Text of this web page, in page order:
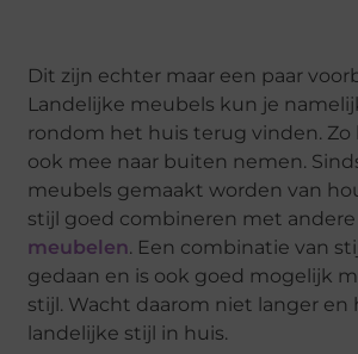
Dit zijn echter maar een paar
Landelijke meubels kun je
rondom het huis terug vinden. Zo
ook mee naar buiten nemen.
meubels gemaakt worden van
stijl goed combineren met andere
meubelen. Een combinatie van
gedaan en is ook goed mogelijk
stijl. Wacht daarom niet langer en
landelijke stijl in huis.